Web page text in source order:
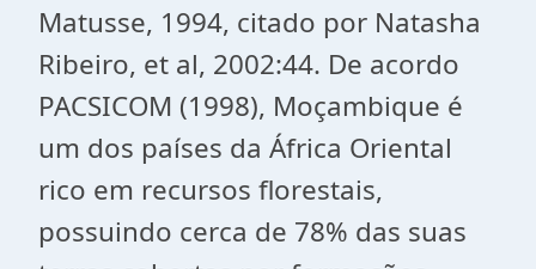
Matusse, 1994, citado por Natasha
Ribeiro, et al, 2002:44. De acordo
PACSICOM (1998), Moçambique é
um dos países da África Oriental
rico em recursos florestais,
possuindo cerca de 78% das suas